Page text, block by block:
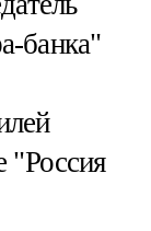
банка"
"Россия